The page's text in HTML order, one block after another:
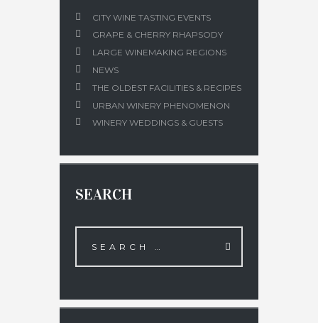
CITY WINE TASTING EVENTS
GRAPE & CHERRY RHAPSODY
LARGE WINEMAKING REGIONS
NEWS
THE OLDEST FACILITIES & RECIPES
URBAN WINERY PHENOMENON
WINERY WEDDINGS & GUESTS
SEARCH